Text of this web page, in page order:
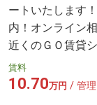
ートいたします
内！オンライン
近くのＧＯ賃貸
賃料
10.70万円 / 管